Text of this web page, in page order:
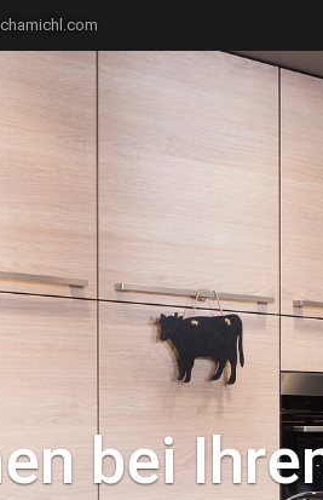
bei